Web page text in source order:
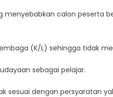
calon peserta
(K/L) sehingga tidak
sebagai pelajar.
sesuai dengan persyaratan